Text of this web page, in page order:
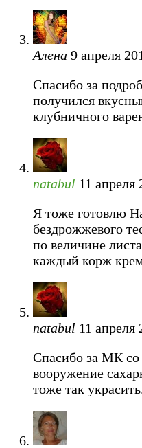
Алена 9 апреля
Спасибо за
получился
клубничного
natabul 11 апреля
Я тоже готовлю
бездрожжевого
по величине
каждый корж
natabul 11 апреля
Спасибо за МК со
вооружение
тоже так